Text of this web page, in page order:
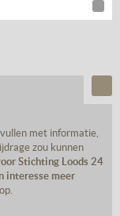
met informatie,
zou kunnen
Stichting Loods 24
interesse meer